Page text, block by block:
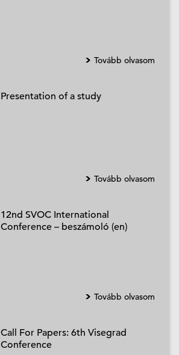
Tovább olvasom
Presentation of a study
Tovább olvasom
12nd SVOC International
Conference – beszámoló (en)
Tovább olvasom
Call For Papers: 6th Visegrad
Conference